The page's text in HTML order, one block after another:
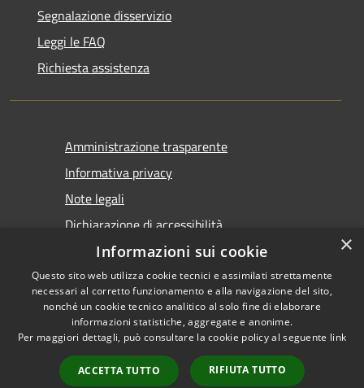
Segnalazione disservizio
Leggi le FAQ
Richiesta assistenza
Amministrazione trasparente
Informativa privacy
Note legali
Dichiarazione di accessibilità
Accessibilità
Copyright © 2026 • Comune di
Castel San Giovanni • Powered
byMunicipium
Accesso
×
Informazioni sui cookie
Questo sito web utilizza cookie tecnici e assimilati strettamente
necessari al corretto funzionamento e alla navigazione del sito,
nonché un cookie tecnico analitico al solo fine di elaborare
informazioni statistiche, aggregate e anonime.
Per maggiori dettagli, può consultare la cookie policy al seguente link
ACCETTA TUTTO RIFIUTA TUTTO